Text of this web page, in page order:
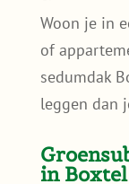
vangt
riool;
biedt